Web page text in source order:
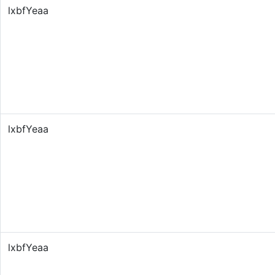
lxbfYeaa
lxbfYeaa
lxbfYeaa